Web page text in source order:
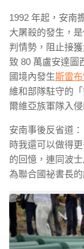
1992 年起，安南
大屠殺的發生，
判情勢，阻止接
致 80 萬盧安達圖
國境內發生斯雷
維和部隊駐守的
爾維亞族軍隊入侵
安南事後反省道
時我還可以做得
的回憶，連同波
為聯合國祕書長的